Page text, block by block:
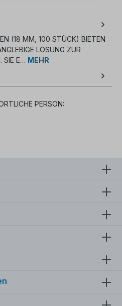
(18 MM, 100 STÜCK) BIETEN E
LÖSUNG ZUR B
SIE E… MEHR
PERSON: